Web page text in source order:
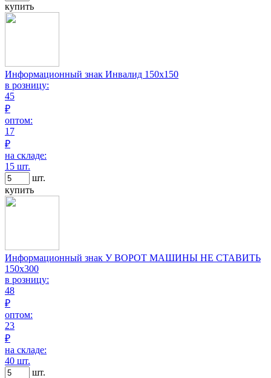
купить
Информационный знак Инвалид 150х150
в розницу:
45
₽
оптом:
17
₽
на складе:
15 шт.
шт.
купить
Информационный знак У ВОРОТ МАШИНЫ НЕ СТАВИТЬ
150х300
в розницу:
48
₽
оптом:
23
₽
на складе:
40 шт.
шт.